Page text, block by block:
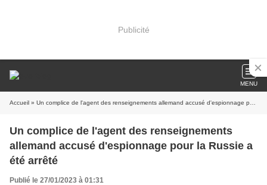
Publicité
MENU
Accueil » Un complice de l'agent des renseignements allemand accusé d'espionnage pour la Russie a été arrêté
Un complice de l'agent des renseignements
allemand accusé d'espionnage pour la Russie a
été arrêté
Publié le 27/01/2023 à 01:31